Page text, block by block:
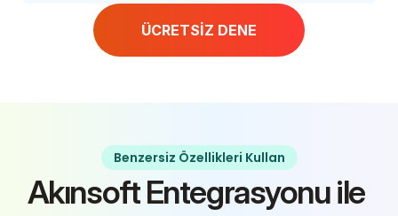
ÜCRETSİZ DENE
Benzersiz Özellikleri Kullan
Akınsoft Entegrasyonu ile